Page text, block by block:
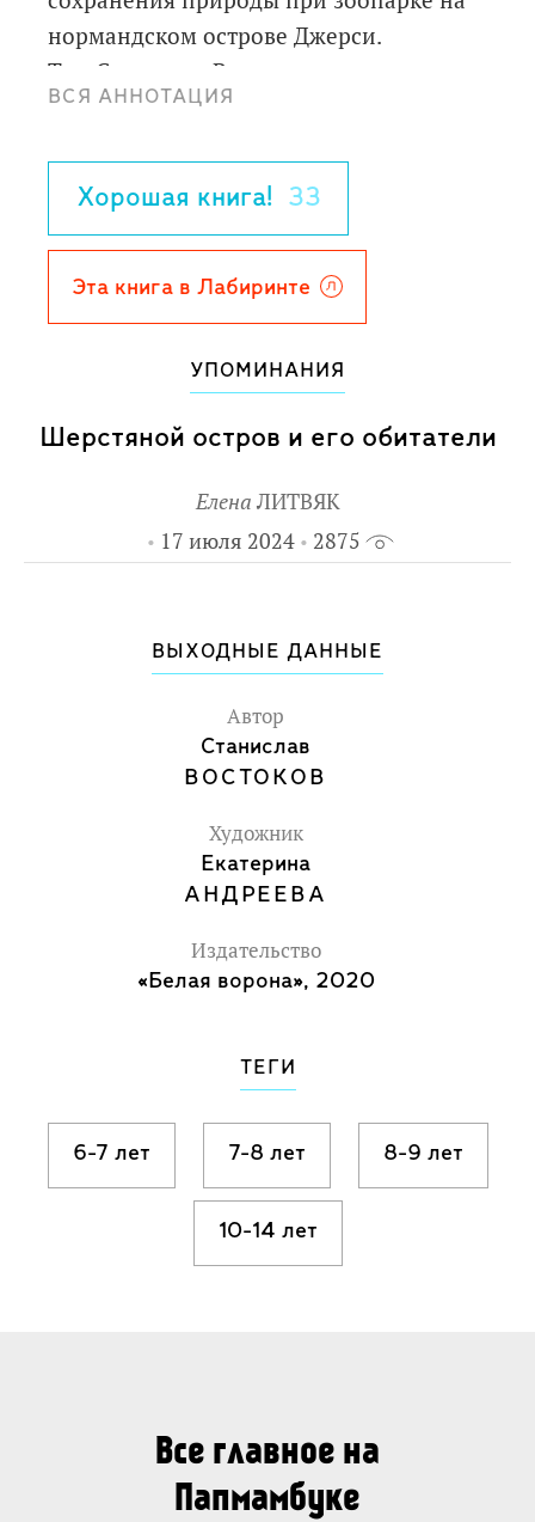
нормандском острове Джерси.
Там Станислав Востоков начал вести
дневник своих приключений, и вот что
Для младшего и среднего школьного
возраста.
ВСЯ АННОТАЦИЯ
Хорошая книга! 33
Эта книга в Лабиринте
УПОМИНАНИЯ
Шерстяной остров и его обитатели
Елена ЛИТВЯК
17 июля 2024
2875
ВЫХОДНЫЕ ДАННЫЕ
Автор
Станислав
ВОСТОКОВ
Художник
Екатерина
АНДРЕЕВА
Издательство
«Белая ворона», 2020
ТЕГИ
6-7 лет 7-8 лет 8-9 лет
10-14 лет
Все главное на
Папмамбуке